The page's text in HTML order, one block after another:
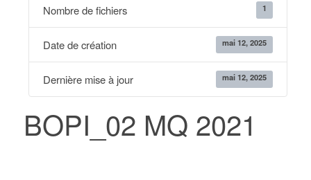
Nombre de fichiers 1
Date de création mai 12, 2025
Dernière mise à jour mai 12, 2025
BOPI_02 MQ 2021